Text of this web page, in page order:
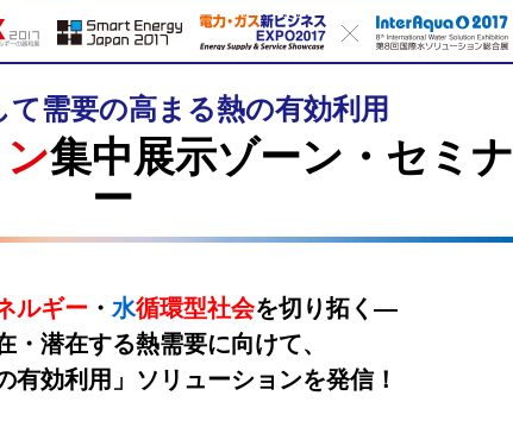
需要の⾼まる熱の有効利用
集中展示ゾーン・セミナ
ー
ルギー ・ 水循環型社会を切り拓く―
・潜在する熱需要に向けて、
有効利用」ソリューションを発信！